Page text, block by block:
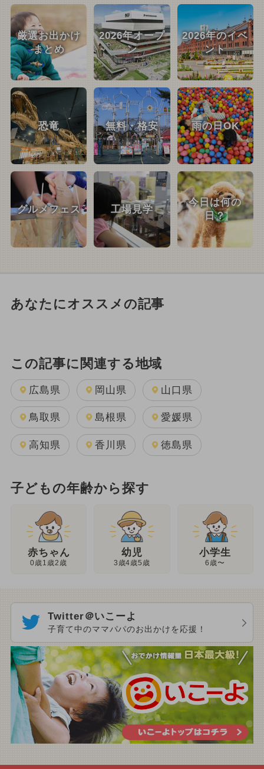
厳選お出かけ
まとめ
2026年オープ
ン
2026年のイベ
ント
恐竜 無料・格安 雨の日OK
グルメフェス 工場見学
今日は何の
日？
あなたにオススメの記事
この記事に関連する地域
広島県 岡山県 山口県
鳥取県 島根県 愛媛県
高知県 香川県 徳島県
子どもの年齢から探す
赤ちゃん
0歳1歳2歳
幼児
3歳4歳5歳
小学生
6歳〜
Twitter＠いこーよ
子育て中のママパパのお出かけを応援！